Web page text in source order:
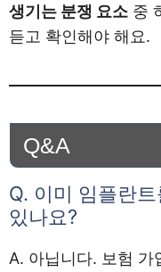
생기는 분쟁 요소 중
듣고 확인해야 해요.
Q&A
Q. 이미 임플란
있나요?
A. 아닙니다. 보험 가